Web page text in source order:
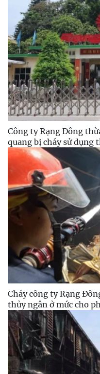
Công ty Rạng Đông
quang bị cháy sử dụng
Cháy công ty Rạng
thủy ngân ở mức cho